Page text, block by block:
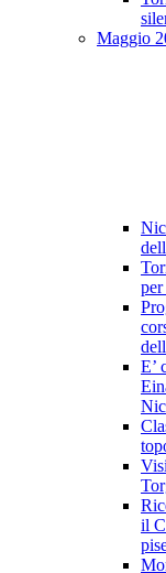
Maggio
E’
il